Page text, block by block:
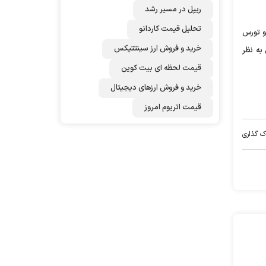
تورس
به نظر
گذاری
ریپل در مسیر رشد
تحلیل قیمت کاردانو
خرید و فروش ارز سینتتیکس
قیمت لحظه ای بیت کوین
خرید و فروش ارزهای دیجیتال
قیمت اتریوم امروز